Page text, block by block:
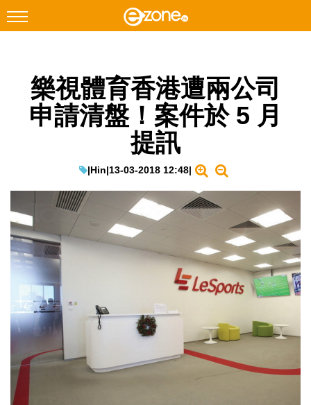
Facebook Instagram
科技焦點
教學評測
EduTech
IT Times
Enterprise Digital Transformation
特集
樂視體育香港遭兩公司
申請清盤！案件於 5 月
提訊
|Hin|13-03-2018 12:48|